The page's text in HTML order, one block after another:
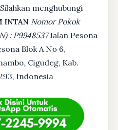
menghubungi
INTAN Nomor Pokok
: P9948537Jalan Pesona
Blok A No 6,
Cigudeg, Kab.
Indonesia